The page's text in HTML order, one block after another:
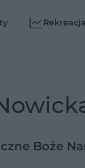
Rekreacja
Boże